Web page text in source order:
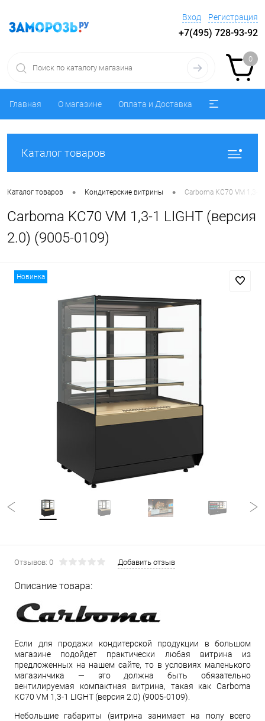
Вход Регистрация
+7(495) 728-93-92
0
Главная О магазине Оплата и Доставка
Каталог товаров
Каталог товаров • Кондитерские витрины • Carboma KC70 VM 1,3-
Carboma KC70 VM 1,3-1 LIGHT (версия
2.0) (9005-0109)
Новинка
Отзывов: 0 Добавить отзыв
Описание товара:
Если для продажи кондитерской продукции в большом
магазине подойдет практически любая витрина из
предложенных на нашем сайте, то в условиях маленького
магазинчика — это должна быть обязательно
вентилируемая компактная витрина, такая как Carboma
KC70 VM 1,3-1 LIGHT (версия 2.0) (9005-0109).
Небольшие габариты (витрина занимает на полу всего